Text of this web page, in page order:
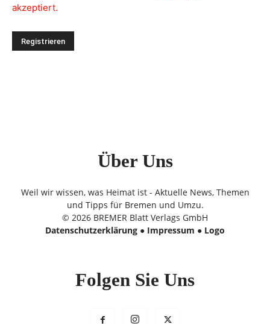
akzeptiert.
Über Uns
Weil wir wissen, was Heimat ist - Aktuelle News, Themen
und Tipps für Bremen und Umzu.
© 2026 BREMER Blatt Verlags GmbH
Datenschutzerklärung ● Impressum ● Logo
Folgen Sie Uns